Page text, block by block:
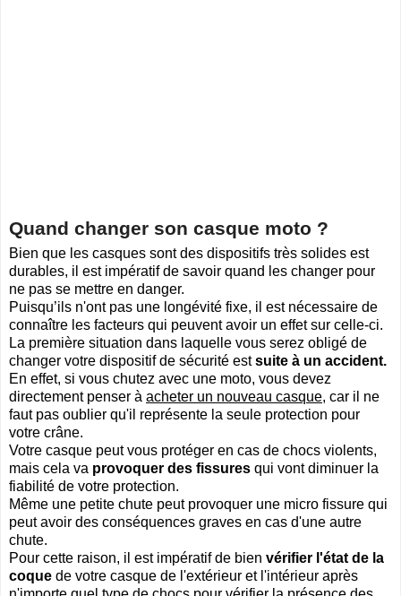
Quand changer son casque moto ?
Bien que les casques sont des dispositifs très solides est
durables, il est impératif de savoir quand les changer pour
ne pas se mettre en danger.
Puisqu’ils n'ont pas une longévité fixe, il est nécessaire de
connaître les facteurs qui peuvent avoir un effet sur celle-ci.
La première situation dans laquelle vous serez obligé de
changer votre dispositif de sécurité estsuite à un accident.
En effet, si vous chutez avec une moto, vous devez
directement penser à acheter un nouveau casque, car il ne
faut pas oublier qu'il représente la seule protection pour
votre crâne.
Votre casque peut vous protéger en cas de chocs violents,
mais cela va provoquer des fissures qui vont diminuer la
fiabilité de votre protection.
Même une petite chute peut provoquer une micro fissure qui
peut avoir des conséquences graves en cas d'une autre
chute.
Pour cette raison, il est impératif de bien vérifier l'état de la
coque de votre casque de l'extérieur et l'intérieur après